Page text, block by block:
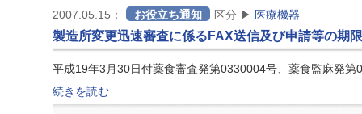
2007.05.15： お役立ち通知 区分 ▶ 医療機器
製造所変更迅速審査に係るFAX送信及び申請等の期
平成19年3月30日付薬食審査発第0330004号、薬食監麻発
続きを読む